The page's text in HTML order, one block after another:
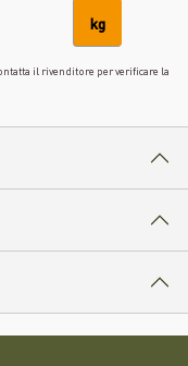
kg
il rivenditore per verificare la